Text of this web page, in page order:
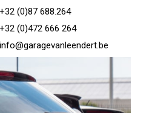
+32 (0)87 688.264
+32 (0)472 666 264
info@garagevanleendert.be